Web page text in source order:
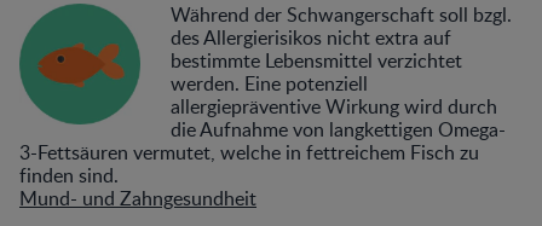
Während der Schwangerschaft soll bzgl.
des Allergierisikos nicht extra auf
bestimmte Lebensmittel verzichtet
werden. Eine potenziell
allergiepräventive Wirkung wird durch
die Aufnahme von langkettigen Omega-
3-Fettsäuren vermutet, welche in fettreichem Fisch zu
finden sind.
Mund- und Zahngesundheit